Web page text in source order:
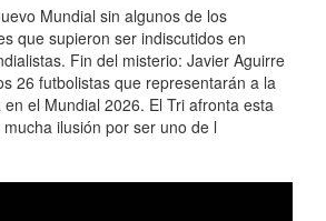
Mundial sin algunos de los
que supieron ser indiscutidos en
Fin del misterio: Javier Aguirre
26 futbolistas que representarán a la
el Mundial 2026. El Tri afronta esta
ilusión por ser uno de l